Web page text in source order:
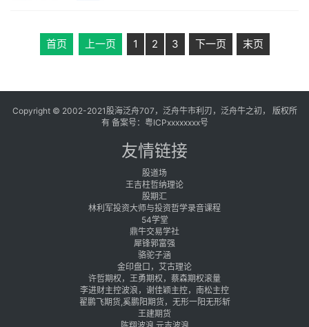
首页 上一页 1 2 3 下一页 末页
Copyright © 2002-2021股海泛舟707，泛舟牛市利刃，泛舟牛之初， 版权所
有 备案号： 粤ICPxxxxxxxx号
友情链接
股道场
王吉柱哲纳理论
股期汇
林利军投资大师与投资哲学录音课程
54学堂
鼎牛交易学社
犀锋郭富强
骆驼子涵
金印盘口，艾古理论
许哲期权，王勇期权，蔡森期权滚量
李进财主控波浪，谢佳颖主控，南松主控
翟鹏飞期货,奚鹏阳期货，无形一阳无形斩
王建期货